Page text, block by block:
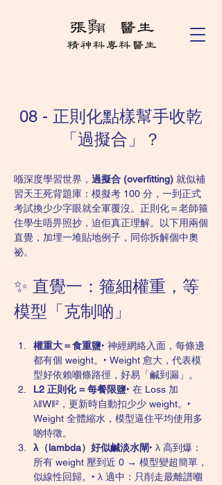
08 - 正則化點樣幫手收乾
「過擬合」？
喺深度學習世界， 過擬合 (overfitting) 就似補
習天王死背題庫：模擬考 100 分，一到正式
考試換少少字眼就全軍覆沒。正則化＝老師箍
住學生唔畀照抄，迫佢真正理解。以下用兩個
直覺，加埋一堆貼地例子，同你拆解個中奧
祕。
✨ 直覺一：箍細權重，等
模型「克制啲」
權重大＝食重鹽‣ 神經網絡入面，每條邊
都有個 weight。‣ Weight 愈大，代表模
型好依賴嗰條路徑，好易「鹹到漏」。
L2 正則化 = 每餐限鹽‣ 在 Loss 加
λ‖W‖²，更新時自動扣少少 weight。‣
Weight 全體縮水，模型逼住平均使用多
啲特徵。
λ（lambda）好似鹹淡水閘‣ λ 高到爆：
所有 weight 壓到近 0 → 模型變超簡單，
似線性回歸。‣ λ 適中：只削走最離譜嗰